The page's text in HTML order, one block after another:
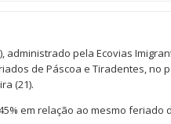
administrado pela Ecovias
de Páscoa e Tiradentes, no
(21).
em relação ao mesmo feriado